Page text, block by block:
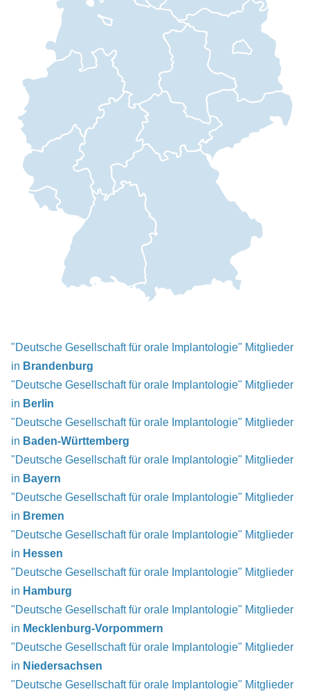
"Deutsche Gesellschaft für orale Implantologie" Mitglieder
in Brandenburg
"Deutsche Gesellschaft für orale Implantologie" Mitglieder
in Berlin
"Deutsche Gesellschaft für orale Implantologie" Mitglieder
in Baden-Württemberg
"Deutsche Gesellschaft für orale Implantologie" Mitglieder
in Bayern
"Deutsche Gesellschaft für orale Implantologie" Mitglieder
in Bremen
"Deutsche Gesellschaft für orale Implantologie" Mitglieder
in Hessen
"Deutsche Gesellschaft für orale Implantologie" Mitglieder
in Hamburg
"Deutsche Gesellschaft für orale Implantologie" Mitglieder
in Mecklenburg-Vorpommern
"Deutsche Gesellschaft für orale Implantologie" Mitglieder
in Niedersachsen
"Deutsche Gesellschaft für orale Implantologie" Mitglieder